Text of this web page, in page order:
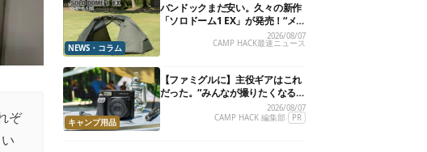
ぞ
NEWS・コラム
バンドックまだ安い。久々の新作
「ソロドーム1 EX」が発売！“メ
ッシュインナー”だけでも使える
よ【防災も◎】
2026/08/07
CAMP HACK最速ニュース
キャンプ用品
【ファミグルに】主役ギアはこれ
だった。“みんなが撮りたくなる
カメラ”が楽しすぎる！
2026/08/07
CAMP HACK 編集部
PR